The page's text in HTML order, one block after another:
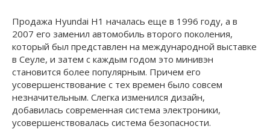
Продажа Hyundai H1 началась еще в 1996 году, а в
2007 его заменил автомобиль второго поколения,
который был представлен на международной выставке
в Сеуле, и затем с каждым годом это минивэн
становится более популярным. Причем его
усовершенствование с тех времен было совсем
незначительным. Слегка изменился дизайн,
добавилась современная система электроники,
усовершенствовалась система безопасности.